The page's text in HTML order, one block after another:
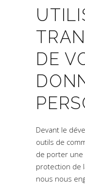
DE
Devant le
outils de
de porter une
protection de
nous nous